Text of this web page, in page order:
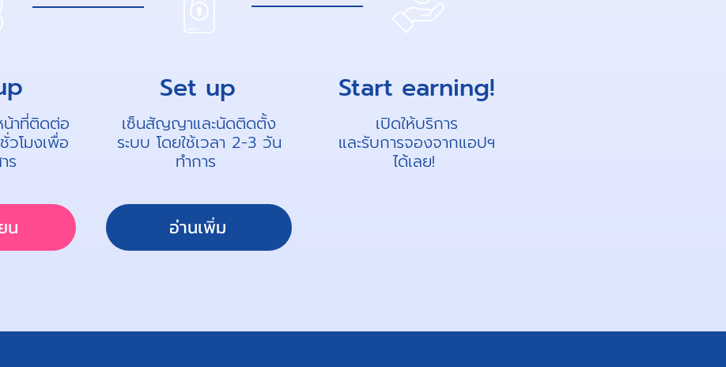
น้าที่ติดต่อ
วโมงเพื่อ
ร
Set up
เซ็นสัญญาและนัดติดตั้ง
ระบบ โดยใช้เวลา 2-3 วัน
ทำการ
Start earning!
เปิดให้บริการ
และรับการจองจากแอปฯ
ได้เลย!
น อ่านเพิ่ม